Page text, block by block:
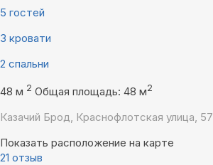
5 гостей
3 кровати
2 спальни
48 м 2 Общая площадь: 48 м2
Казачий Брод, Краснофлотская улица, 57
Показать расположение на карте
21 отзыв